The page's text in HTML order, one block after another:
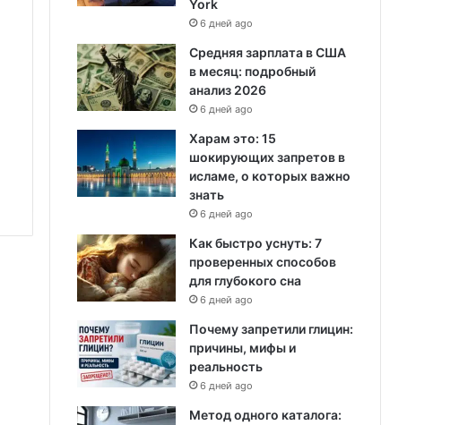
York
6 дней ago
Средняя зарплата в США
в месяц: подробный
анализ 2026
6 дней ago
Харам это: 15
шокирующих запретов в
исламе, о которых важно
знать
6 дней ago
Как быстро уснуть: 7
проверенных способов
для глубокого сна
6 дней ago
Почему запретили глицин:
причины, мифы и
реальность
6 дней ago
Метод одного каталога: